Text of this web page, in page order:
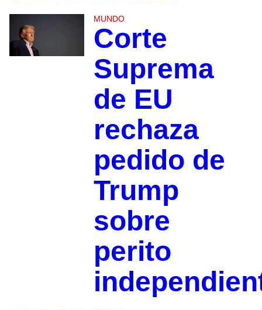
MUNDO
Corte
Suprema
de EU
rechaza
pedido de
Trump
sobre
perito